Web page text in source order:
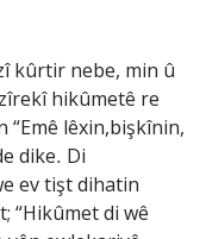
kûrtir nebe, min û
hikûmetê re
lêxin,bişkînin,
dike. Di
ev tişt dihatin
“Hikûmet di wê